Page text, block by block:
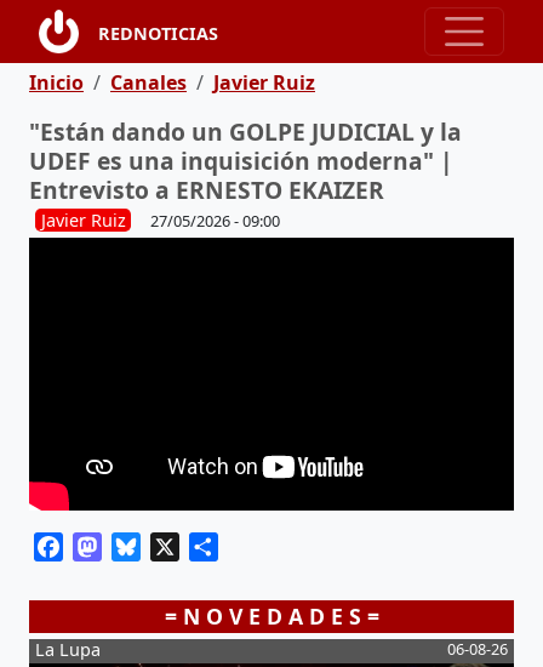
Pasar al contenido principal
REDNOTICIAS
Ruta de navegación
Inicio Canales Javier Ruiz
"Están dando un GOLPE JUDICIAL y la
UDEF es una inquisición moderna" |
Entrevisto a ERNESTO EKAIZER
Javier Ruiz 27/05/2026 - 09:00
FacebookMastodon
Bluesky
= N O V E D A D E S =
La Lupa 06-08-26